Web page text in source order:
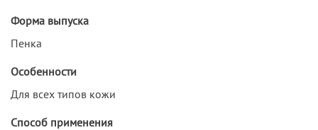
Форма выпуска
Пенка
Особенности
Для всех типов кожи
Способ применения